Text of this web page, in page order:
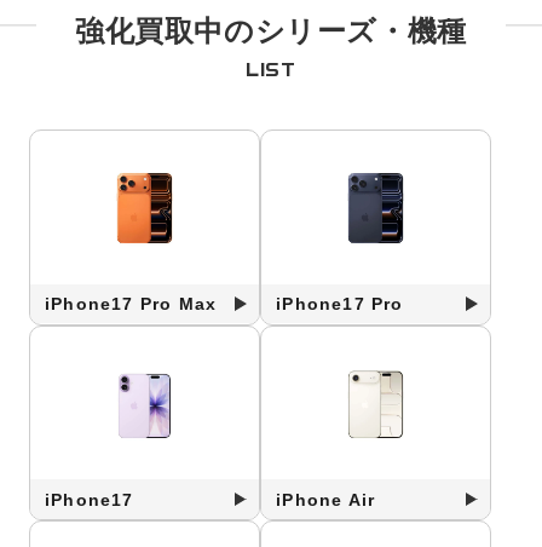
強化買取中のシリーズ・機種
LIST
iPhone17 Pro Max iPhone17 Pro
iPhone17 iPhone Air